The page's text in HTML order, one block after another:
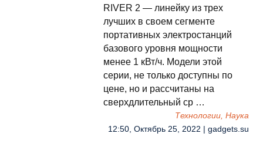
RIVER 2 — линейку из трех
лучших в своем сегменте
портативных электростанций
базового уровня мощности
менее 1 кВт/ч. Модели этой
серии, не только доступны по
цене, но и рассчитаны на
сверхдлительный ср …
Технологии, Наука
12:50, Октябрь 25, 2022 | gadgets.su